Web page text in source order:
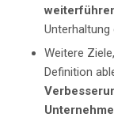
Weitere
Definition